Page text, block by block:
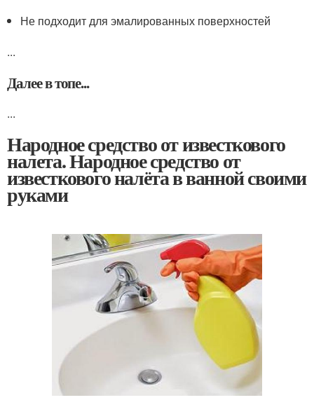
Не подходит для эмалированных поверхностей
...
Далее в топе...
...
Народное средство от известкового
налета. Народное средство от
известкового налёта в ванной своими
руками